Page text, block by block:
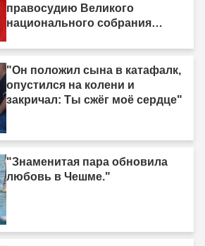
правосудию Великого
национального собрания
"Он положил сына в катафалк,
опустился на колени и
закричал: Ты сжёг моё сердце"
"Знаменитая пара обновила
любовь в Чешме."